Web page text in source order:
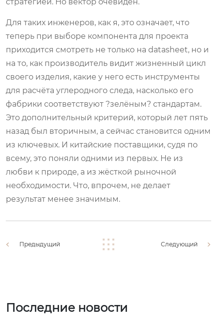
Для таких инженеров, как я, это означает, что
теперь при выборе компонента для проекта
приходится смотреть не только на datasheet, но и
на то, как производитель видит жизненный цикл
своего изделия, какие у него есть инструменты
для расчёта углеродного следа, насколько его
фабрики соответствуют ?зелёным? стандартам.
Это дополнительный критерий, который лет пять
назад был вторичным, а сейчас становится одним
из ключевых. И китайские поставщики, судя по
всему, это поняли одними из первых. Не из
любви к природе, а из жёсткой рыночной
необходимости. Что, впрочем, не делает
результат менее значимым.
Предыдущий Следующий
Последние новости